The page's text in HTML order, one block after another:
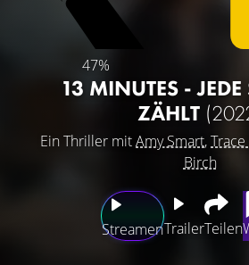
47%
13 MINUTES - JEDE
ZÄHLT
Ein Thriller mitAmy Smart,
Birch
StreamenTrailerTeilen